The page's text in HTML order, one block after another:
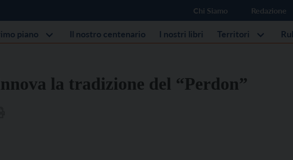
Chi Siamo Redazione
piano Il nostro centenario I nostri libri Territori
la tradizione del “Perdon”